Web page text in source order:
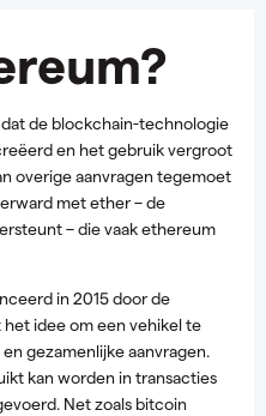
de blockchain-technologie
en het gebruik vergroot
overige aanvragen tegemoet
met ether – de
– die vaak ethereum
in 2015 door de
idee om een vehikel te
gezamenlijke aanvragen.
kan worden in transacties
Net zoals bitcoin